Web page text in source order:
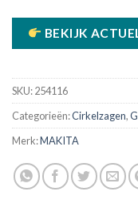
BEKIJK
SKU:254116
Categorieën:Cirkelzagen,
Merk:MAKITA